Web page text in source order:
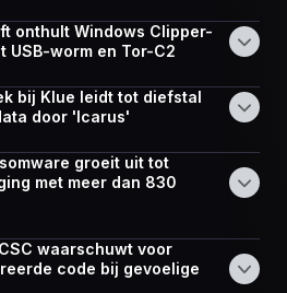
onthult Windows Clipper-
USB-worm en Tor-C2
bij Klue leidt tot diefstal
door 'Icarus'
groeit uit tot
met meer dan 830
waarschuwt voor
code bij gevoelige